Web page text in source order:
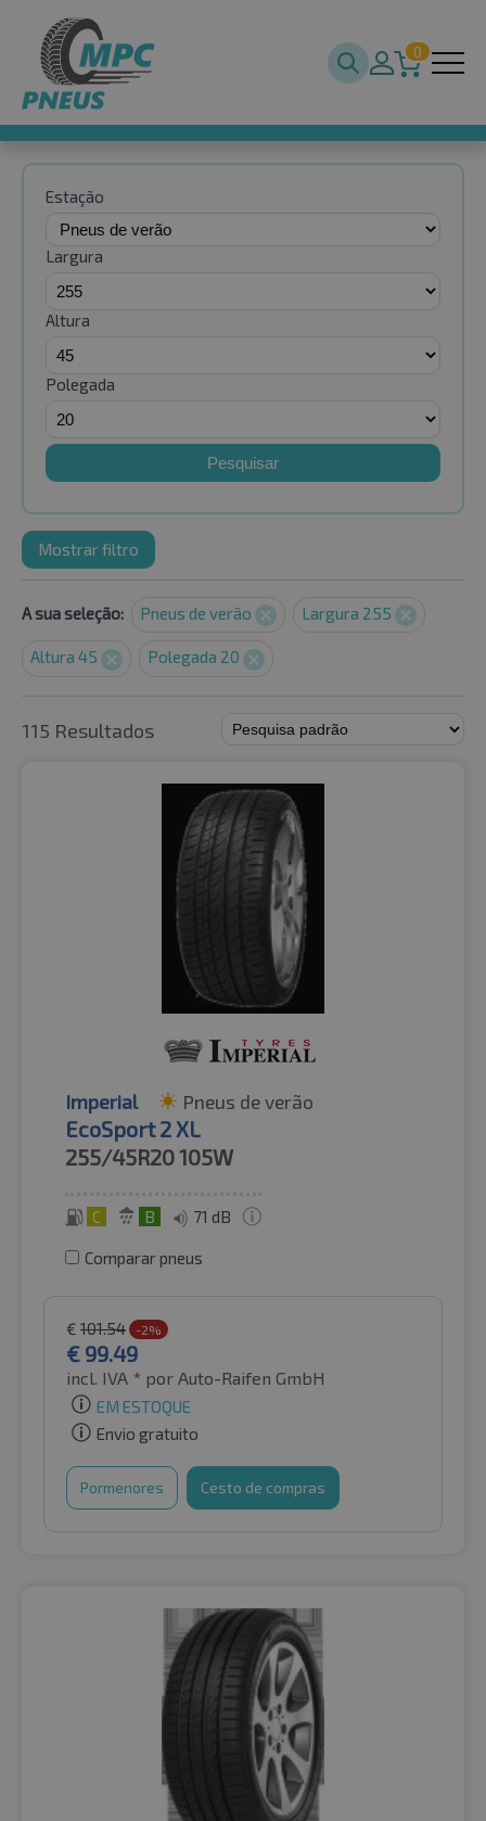
0
Estação
Largura
Altura
Polegada
Pesquisar
Mostrar filtro
A sua seleção: Pneus de verão Largura 255
Altura 45 Polegada 20
115 Resultados
Imperial Pneus de verão
EcoSport 2 XL
255/45R20105W
C B 71 dB
Comparar pneus
€ 101.54 -2%
€ 99.49
incl. IVA * por Auto-Raifen GmbH
EM ESTOQUE
Envio gratuito
Pormenores Cesto de compras